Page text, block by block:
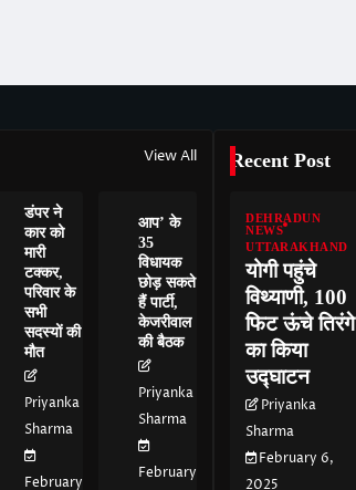
View All
डंपर ने
कार को
मारी
टक्कर,
परिवार के
सभी
सदस्यों की
मौत
Priyanka
Sharma
February
आप’ के
35
विधायक
छोड़ सकते
हैं पार्टी,
केजरीवाल
की बैठक
Priyanka
Sharma
February
Recent Post
DEHRADUN
NEWS
UTTARAKHAND
योगी पहुंचे
विथ्याणी, 100
फिट ऊंचे तिरंगे
का किया
उद्घाटन
Priyanka
Sharma
February 6,
2025